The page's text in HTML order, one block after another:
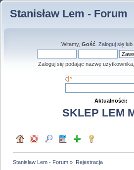
Stanisław Lem - Forum
Witamy, Gość. Zaloguj sięlub
Zaloguj się podając nazwę użytkownika,
Aktualności:
SKLEP LEM
Stanisław Lem - Forum » Rejestracja